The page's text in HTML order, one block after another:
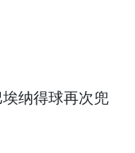
纳得球再次兜